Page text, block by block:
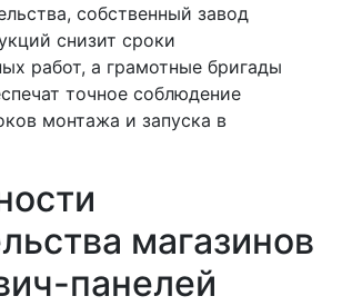
собственный завод
снизит сроки
работ, а грамотные бригады
точное соблюдение
монтажа и запуска в
магазинов
панелей